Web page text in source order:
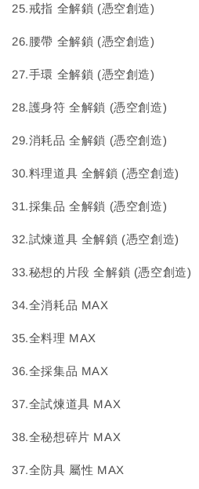
25.戒指 全解鎖 (憑空創造)
26.腰帶 全解鎖 (憑空創造)
27.手環 全解鎖 (憑空創造)
28.護身符 全解鎖 (憑空創造)
29.消耗品 全解鎖 (憑空創造)
30.料理道具 全解鎖 (憑空創造)
31.採集品 全解鎖 (憑空創造)
32.試煉道具 全解鎖 (憑空創造)
33.秘想的片段 全解鎖 (憑空創造)
34.全消耗品 MAX
35.全料理 MAX
36.全採集品 MAX
37.全試煉道具 MAX
38.全秘想碎片 MAX
37.全防具 屬性 MAX